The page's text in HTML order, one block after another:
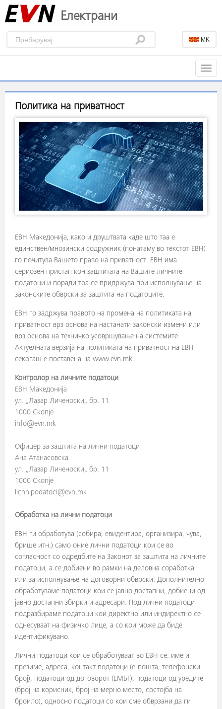
Електрани
MK
Политика на приватност
ЕВН Македонија, како и друштвата каде што таа е
единствен/мнозински содружник (понатаму во текстот ЕВН)
го почитува Вашето право на приватност. ЕВН има
сериозен пристап кон заштитата на Вашите личните
податоци и поради тоа се придржува при исполнување на
законските обврски за заштита на податоците.
ЕВН го задржува правото на промена на политиката на
приватност врз основа на настанати законски измени или
врз основа на техничко усовршување на системите.
Актуелната верзија на политиката на приватност на ЕВН
секогаш е поставена на www.evn.mk.
Контролор на личните податоци
ЕВН Македонија
ул. „Лазар Личеноски„ бр. 11
1000 Скопје
info@evn.mk
Офицер за заштита на лични податоци
Ана Атанасовска
ул. „Лазар Личеноски„ бр. 11
1000 Скопје
lichnipodatoci@evn.mk
Обработка на лични податоци
ЕВН ги обработува (собира, евидентира, организира, чува,
брише итн.) само оние лични податоци кои се во
согласност со одредбите на Законот за заштита на личните
податоци, а се добиени во рамки на деловна соработка
или за исполнување на договорни обврски. Дополнително
обработуваме податоци кои се јавно достапни, добиени од
јавно достапни збирки и адресари. Под лични податоци
подразбираме податоци кои директно или индиректно се
однесуваат на физичко лице, а со кои може да биде
идентификувано.
Лични податоци кои се обработуваат во ЕВН се: име и
презиме, адреса, контакт податоци (е-пошта, телефонски
број), податоци од договорот (ЕМБГ), податоци од уредите
(број на корисник, број на мерно место, состојба на
броило), односно податоци со кои сме обврзани да ги